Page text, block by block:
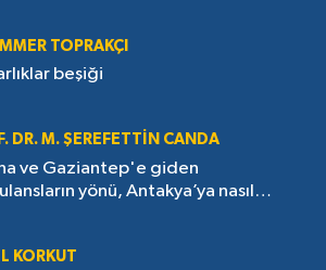
TOPRAKÇI
beşiği
DR. M. ŞEREFETTIN CANDA
ve Gaziantep'e giden
yönü, Antakya’ya nasıl
KORKUT